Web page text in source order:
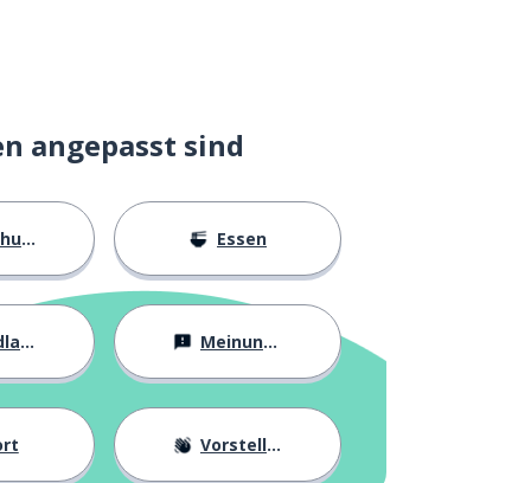
angepasst sind
Essen
Meinungen
Vorstellung